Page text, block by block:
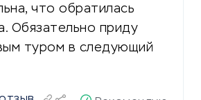
что обратилась
Обязательно приду
туром в следующий